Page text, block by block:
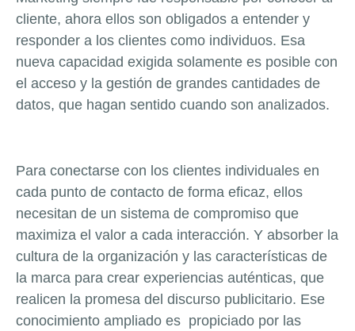
cliente, ahora ellos son obligados a entender y
responder a los clientes como individuos. Esa
nueva capacidad exigida solamente es posible con
el acceso y la gestión de grandes cantidades de
datos, que hagan sentido cuando son analizados.
Para conectarse con los clientes individuales en
cada punto de contacto de forma eficaz, ellos
necesitan de un sistema de compromiso que
maximiza el valor a cada interacción. Y absorber la
cultura de la organización y las características de
la marca para crear experiencias auténticas, que
realicen la promesa del discurso publicitario. Ese
conocimiento ampliado es propiciado por las